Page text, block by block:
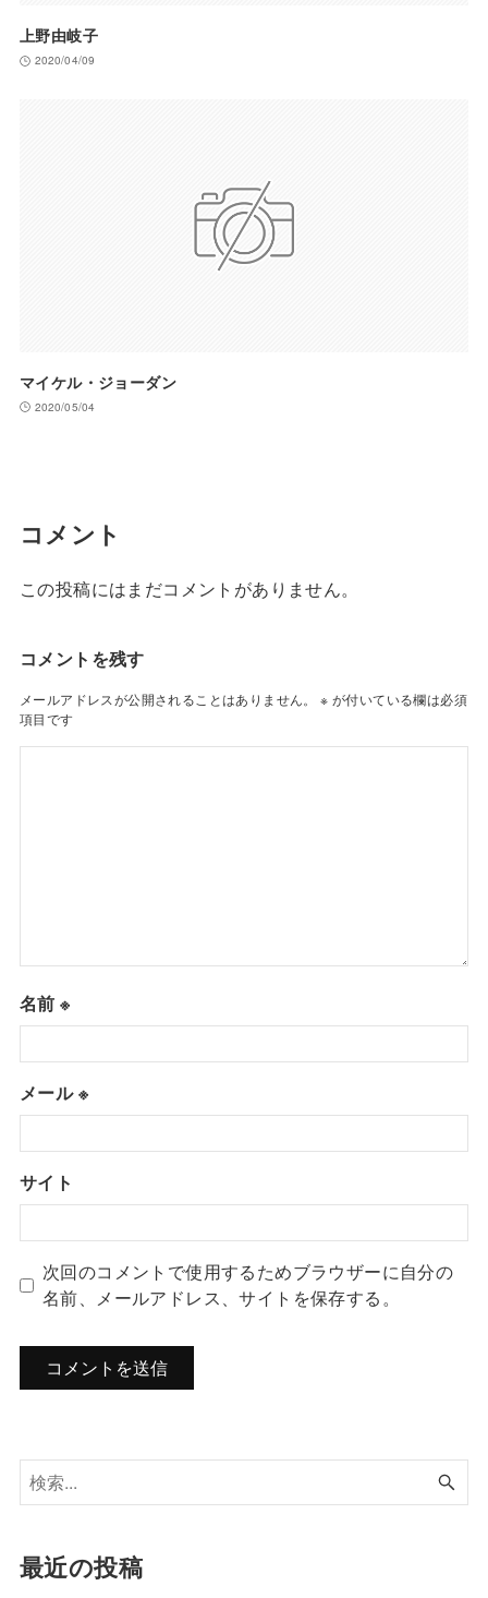
上野由岐子
2020/04/09
マイケル・ジョーダン
2020/05/04
コメント
この投稿にはまだコメントがありません。
コメントを残す
メールアドレスが公開されることはありません。 ※ が付いている欄は必須
項目です
名前※
メール※
サイト
次回のコメントで使用するためブラウザーに自分の
名前、メールアドレス、サイトを保存する。
最近の投稿